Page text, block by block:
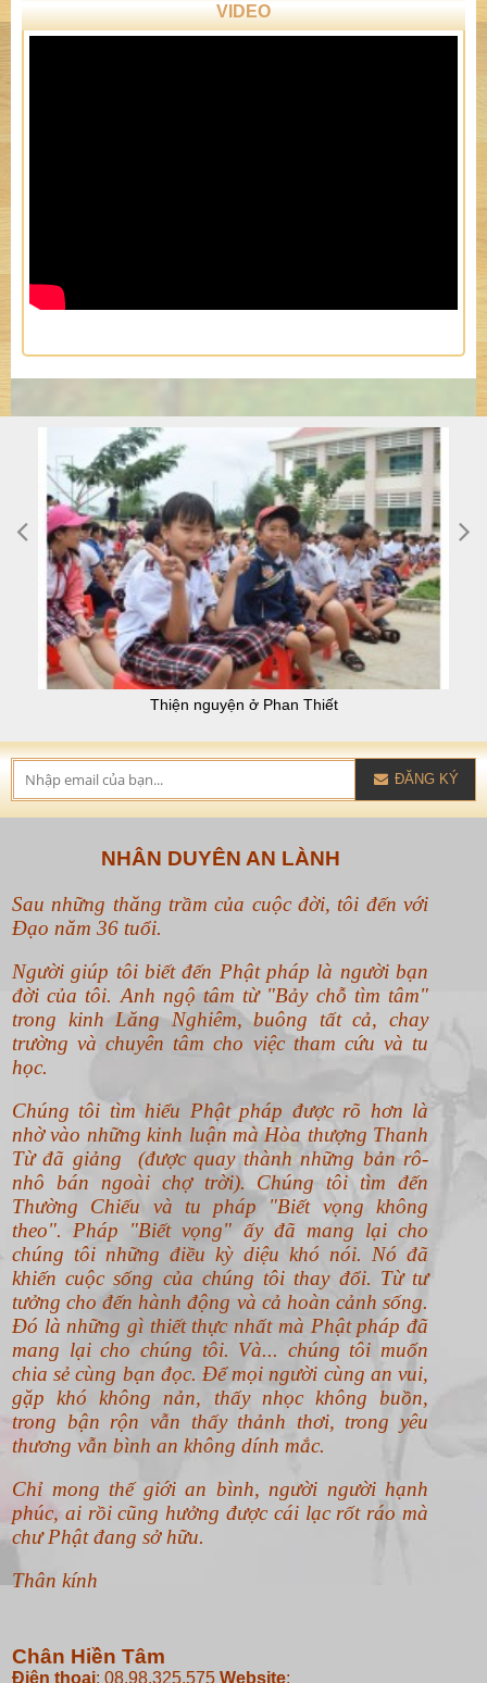
VIDEO
Thiện nguyện ở Phan Thiết
ĐĂNG KÝ
NHÂN DUYÊN AN LÀNH
Sau những thăng trầm của cuộc đời, tôi đến với
Đạo năm 36 tuổi.
Người giúp tôi biết đến Phật pháp là người bạn
đời của tôi. Anh ngộ tâm từ "Bảy chỗ tìm tâm"
trong kinh Lăng Nghiêm, buông tất cả, chay
trường và chuyên tâm cho việc tham cứu và tu
học.
Chúng tôi tìm hiểu Phật pháp được rõ hơn là
nhờ vào những kinh luận mà Hòa thượng Thanh
Từ đã giảng (được quay thành những bản rô-
nhô bán ngoài chợ trời). Chúng tôi tìm đến
Thường Chiếu và tu pháp "Biết vọng không
theo". Pháp "Biết vọng" ấy đã mang lại cho
chúng tôi những điều kỳ diệu khó nói. Nó đã
khiến cuộc sống của chúng tôi thay đổi. Từ tư
tưởng cho đến hành động và cả hoàn cảnh sống.
Đó là những gì thiết thực nhất mà Phật pháp đã
mang lại cho chúng tôi. Và... chúng tôi muốn
chia sẻ cùng bạn đọc. Để mọi người cùng an vui,
gặp khó không nản, thấy nhọc không buồn,
trong bận rộn vẫn thấy thảnh thơi, trong yêu
thương vẫn bình an không dính mắc.
Chỉ mong thế giới an bình, người người hạnh
phúc, ai rồi cũng hưởng được cái lạc rốt ráo mà
chư Phật đang sở hữu.
Thân kính
Chân Hiền Tâm
Điện thoại: 08.98.325.575 Website: